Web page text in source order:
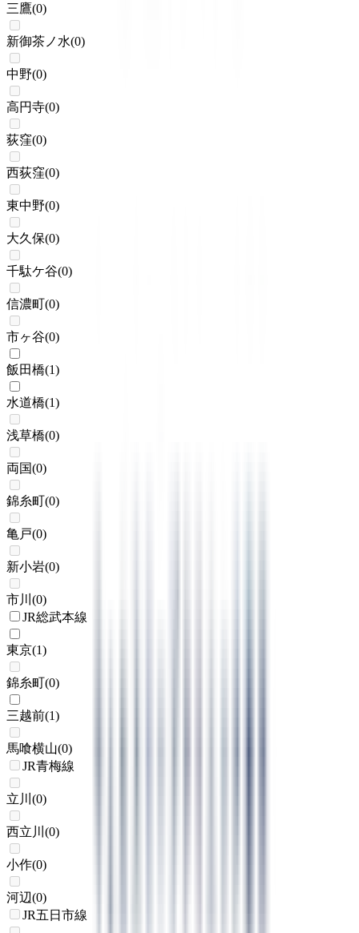
三鷹(0)
新御茶ノ水(0)
中野(0)
高円寺(0)
荻窪(0)
西荻窪(0)
東中野(0)
大久保(0)
千駄ケ谷(0)
信濃町(0)
市ヶ谷(0)
飯田橋(1)
水道橋(1)
浅草橋(0)
両国(0)
錦糸町(0)
亀戸(0)
新小岩(0)
市川 (0)
JR総武本線
東京(1)
錦糸町(0)
三越前(1)
馬喰横山(0)
JR青梅線
立川 (0)
西立川 (0)
小作(0)
河辺(0)
JR五日市線